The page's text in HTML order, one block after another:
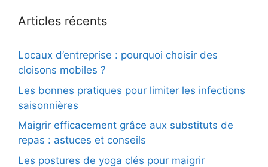
Articles récents
Locaux d’entreprise : pourquoi choisir des
cloisons mobiles ?
Les bonnes pratiques pour limiter les infections
saisonnières
Maigrir efficacement grâce aux substituts de
repas : astuces et conseils
Les postures de yoga clés pour maigrir